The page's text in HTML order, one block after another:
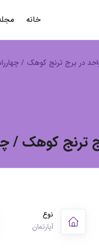
خانه
در برج ترنج کوهک /
ترنج کوهک /
نوع
آپارتمان